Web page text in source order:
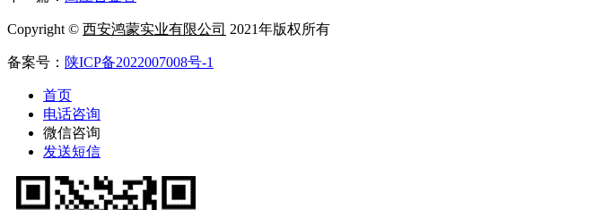
Copyright © 西安鸿蒙实业有限公司 2021年版权所有
备案号： 陕ICP备2022007008号-1
首页
电话咨询
微信咨询
发送短信